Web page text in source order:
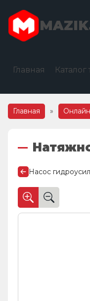
Главная Каталог
Главная »
Насос